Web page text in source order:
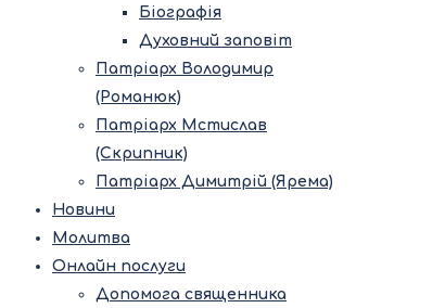
Біографія
Духовний заповіт
Патріарх Володимир
(Романюк)
Патріарх Мстислав
(Скрипник)
Патріарх Димитрій (Ярема)
Новини
Молитва
Онлайн послуги
Допомога священника